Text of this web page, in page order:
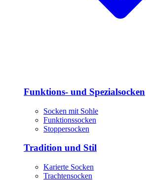
Funktions- und Spezialsocken
Socken mit Sohle
Funktionssocken
Stoppersocken
Tradition und Stil
Karierte Socken
Trachtensocken